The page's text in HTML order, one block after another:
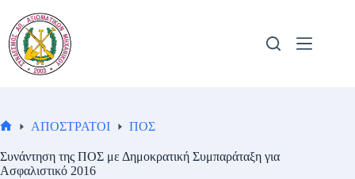
στο
περιεχόμενο
σελίδα
ΑΠΟΣΤΡΑΤΟΙ ΠΟΣ
Συνάντηση της ΠΟΣ με Δημοκρατική Συμπαράταξη για
Ασφαλιστικό 2016